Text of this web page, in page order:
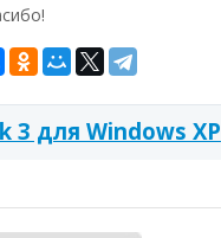
3 для Windows XP